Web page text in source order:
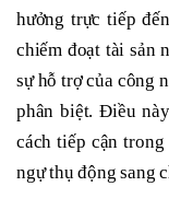
hưởng trực tiếp
chiếm đoạt tài sản
sự hỗ trợ của công
phân biệt. Điều
cách tiếp cận
ngự thụ động sang